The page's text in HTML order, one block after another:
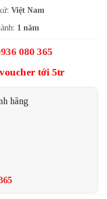
là:
1.761.000₫.
Việt Nam
1 năm
080 365
tới 5tr
hãng